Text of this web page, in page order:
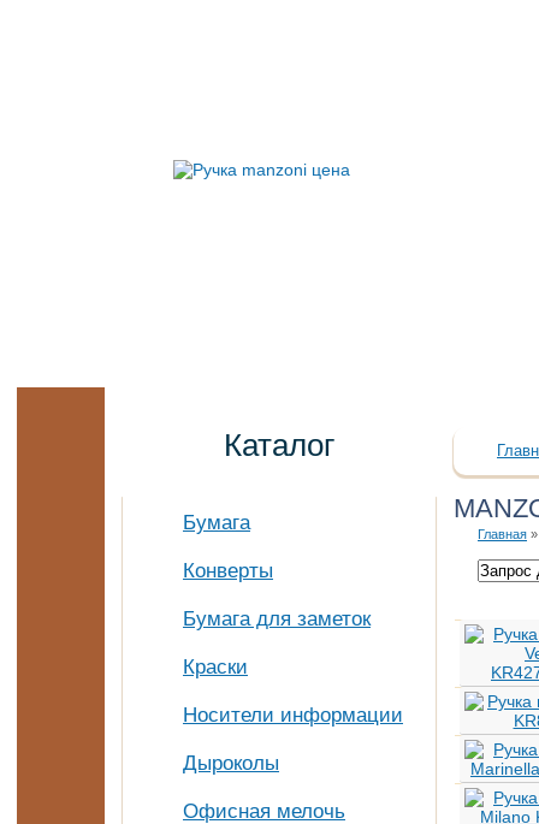
Каталог
Бумага
Конверты
Бумага для заметок
Краски
Носители информации
Дыроколы
Офисная мелочь
Главная